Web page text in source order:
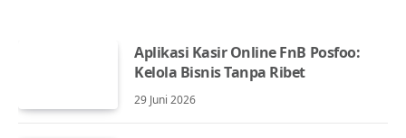
Aplikasi Kasir Online FnB Posfoo:
Kelola Bisnis Tanpa Ribet
29 Juni 2026